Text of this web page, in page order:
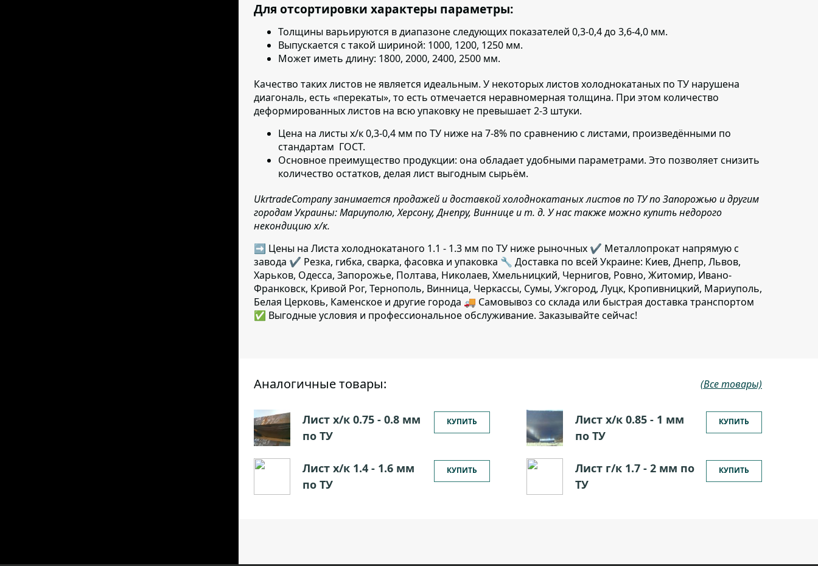
Для отсортировки характеры параметры:
Толщины варьируются в диапазоне следующих показателей 0,3-0,4 до 3,6-4,0 мм.
Выпускается с такой шириной: 1000, 1200, 1250 мм.
Может иметь длину: 1800, 2000, 2400, 2500 мм.
Качество таких листов не является идеальным. У некоторых листов холоднокатаных по ТУ нарушена
диагональ, есть «перекаты», то есть отмечается неравномерная толщина. При этом количество
деформированных листов на всю упаковку не превышает 2-3 штуки.
Цена на листы х/к 0,3-0,4 мм по ТУ ниже на 7-8% по сравнению с листами, произведёнными по
стандартам ГОСТ.
Основное преимущество продукции: она обладает удобными параметрами. Это позволяет снизить
количество остатков, делая лист выгодным сырьём.
UkrtradeCompany занимается продажей и доставкой холоднокатаных листов по ТУ по Запорожью и другим
городам Украины: Мариуполю, Херсону, Днепру, Виннице и т. д. У нас также можно купить недорого
некондицию х/к.
➡ Цены на Листа холоднокатаного 1.1 - 1.3 мм по ТУ ниже рыночных ✔️ Металлопрокат напрямую с
завода ✔️ Резка, гибка, сварка, фасовка и упаковка 🔧 Доставка по всей Украине: Киев, Днепр, Львов,
Харьков, Одесса, Запорожье, Полтава, Николаев, Хмельницкий, Чернигов, Ровно, Житомир, Ивано-
Франковск, Кривой Рог, Тернополь, Винница, Черкассы, Сумы, Ужгород, Луцк, Кропивницкий, Мариуполь,
Белая Церковь, Каменское и другие города 🚚 Самовывоз со склада или быстрая доставка транспортом
✅ Выгодные условия и профессиональное обслуживание. Заказывайте сейчас!
Аналогичные товары: (Все товары)
Лист х/к 0.75 - 0.8 мм
по ТУ
КУПИТЬ
Лист х/к 0.85 - 1 мм
по ТУ
КУПИТЬ
Лист х/к 1.4 - 1.6 мм
по ТУ
КУПИТЬ
Лист г/к 1.7 - 2 мм по
ТУ
КУПИТЬ